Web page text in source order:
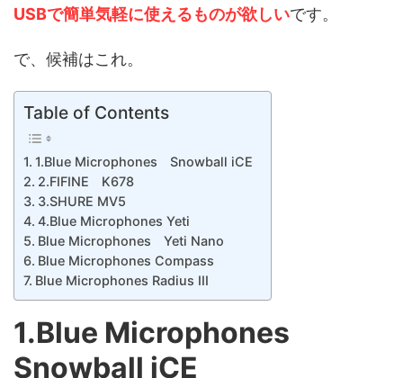
USBで簡単気軽に使えるものが欲しいです。
で、候補はこれ。
Table of Contents
1.Blue Microphones Snowball iCE
2.FIFINE K678
3.SHURE MV5
4.Blue Microphones Yeti
Blue Microphones Yeti Nano
Blue Microphones Compass
Blue Microphones Radius III
1.Blue Microphones
Snowball iCE